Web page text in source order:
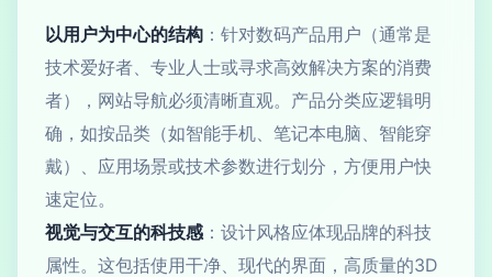
以用户为中心的结构 ：针对数码产品用户（通常是
技术爱好者、专业人士或寻求高效解决方案的消费
者），网站导航必须清晰直观。产品分类应逻辑明
确，如按品类（如智能手机、笔记本电脑、智能穿
戴）、应用场景或技术参数进行划分，方便用户快
速定位。
视觉与交互的科技感：设计风格应体现品牌的科技
属性。这包括使用干净、现代的界面，高质量的3D